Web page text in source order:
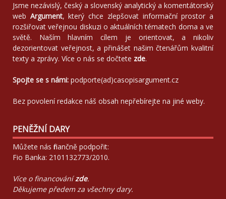
Jsme nezávislý, český a slovenský analytický a komentátorský
web Argument, který chce zlepšovat informační prostor a
rozšiřovat veřejnou diskuzi o aktuálních tématech doma a ve
světě. Naším hlavním cílem je orientovat, a nikoliv
dezorientovat veřejnost, a přinášet našim čtenářům kvalitní
texty a zprávy. Více o nás se dočtete zde.
Spojte se s námi: podporte(ad)casopisargument.cz
Bez povolení redakce náš obsah nepřebírejte na jiné weby.
PENĚŽNÍ DARY
Můžete nás finančně podpořit:
Fio Banka: 2101132773/2010.
Více o financovánízde.
Děkujeme předem za všechny dary.